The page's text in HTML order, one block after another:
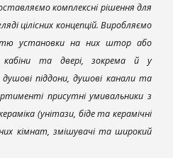
комплексні рішення для
цілісних концепцій. Виробляємо
установки на них штор або
та двері, зокрема й у
піддони, душові канали та
присутні умивальники з
(унітази, біде та керамічні
кімнат, змішувачі та широкий